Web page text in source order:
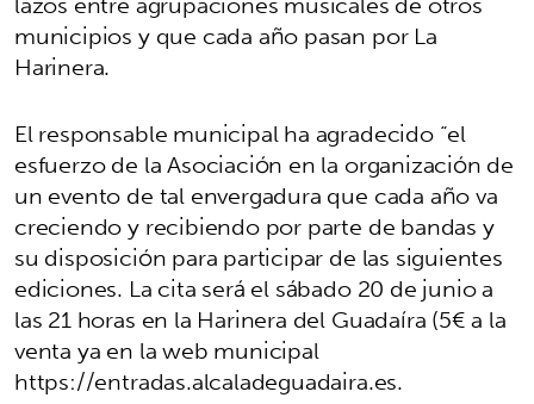
municipios y que cada año pasan por La
Harinera.
El responsable municipal ha agradecido “el
esfuerzo de la Asociación en la organización de
un evento de tal envergadura que cada año va
creciendo y recibiendo por parte de bandas y
su disposición para participar de las siguientes
ediciones. La cita será el sábado 20 de junio a
las 21 horas en la Harinera del Guadaíra (5€ a la
venta ya en la web municipal
https://entradas.alcaladeguadaira.es.